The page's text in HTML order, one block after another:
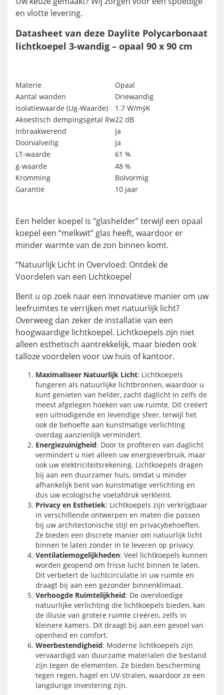
en vlotte levering.
Datasheet van deze Daylite Polycarbonaat
lichtkoepel 3-wandig – opaal 90 x 90 cm
Materie
Opaal
Aantal wanden
Driewandig
Isolatiewaarde (Ug-Waarde)
1.7 W/mýK
Akoestisch dempingsgetal Rw22 dB
Inbraakwerend
Ja
Doorvalveilig
Ja
LT-waarde
61 %
g-waarde
48 %
Kromming
Bolvormig
Garantie
10 jaar
Een helder koepel is “glashelder” terwijl een opaal
koepel een “melkwit” glas heeft, waardoor er
minder warmte van de zon binnen komt.
“Natuurlijk Licht in Overvloed: Ontdek de
Voordelen van een Lichtkoepel
Bent u op zoek naar een innovatieve manier om uw
leefruimtes te verrijken met natuurlijk licht?
Overweeg dan zeker de installatie van een
hoogwaardige lichtkoepel. Lichtkoepels zijn niet
alleen esthetisch aantrekkelijk, maar bieden ook
talloze voordelen voor uw huis of kantoor.
Maximaliseer Natuurlijk Licht: Lichtkoepels
fungeren als natuurlijke lichtbronnen, waardoor u
kunt genieten van helder, zacht daglicht in zelfs de
meest afgelegen hoeken van uw ruimte. Dit creëert
een uitnodigende en levendige sfeer, terwijl het
ook de behoefte aan kunstmatige verlichting
overdag aanzienlijk vermindert.
Energiezuinigheid: Door te profiteren van daglicht
vermindert u niet alleen uw energieverbruik, maar
ook uw elektriciteitsrekening. Lichtkoepels dragen
bij aan een duurzamer huis, omdat u minder
afhankelijk bent van kunstmatige verlichting en
dus uw ecologische voetafdruk verkleint.
Privacy en Esthetiek: Lichtkoepels zijn verkrijgbaar
in verschillende ontwerpen en maten die passen
bij uw architectonische stijl en privacybehoeften.
Ze bieden een discrete manier om natuurlijk licht
binnen te laten zonder in te leveren op privacy.
Ventilatiemogelijkheden: Veel lichtkoepels kunnen
worden geopend om frisse lucht binnen te laten.
Dit verbetert de luchtcirculatie in uw ruimte en
draagt bij aan een gezonder binnenklimaat.
Verhoogde Ruimtelijkheid: De overvloedige
natuurlijke verlichting die lichtkoepels bieden, kan
de illusie van grotere ruimte creëren, zelfs in
kleinere kamers. Dit draagt bij aan een gevoel van
openheid en comfort.
Weerbestendigheid: Moderne lichtkoepels zijn
vervaardigd van duurzame materialen die bestand
zijn tegen de elementen. Ze bieden bescherming
tegen regen, hagel en UV-stralen, waardoor ze een
langdurige investering zijn.